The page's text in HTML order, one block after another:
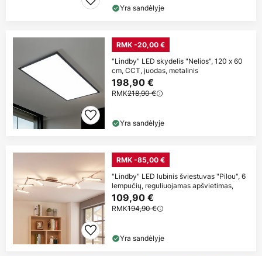
Yra sandėlyje
RMK -20,00 €
"Lindby" LED skydelis "Nelios", 120 x 60
cm, CCT, juodas, metalinis
198,90 €
RMK218,90 €
Yra sandėlyje
RMK -85,00 €
"Lindby" LED lubinis šviestuvas "Pilou", 6
lempučių, reguliuojamas apšvietimas,
109,90 €
RMK194,90 €
Yra sandėlyje